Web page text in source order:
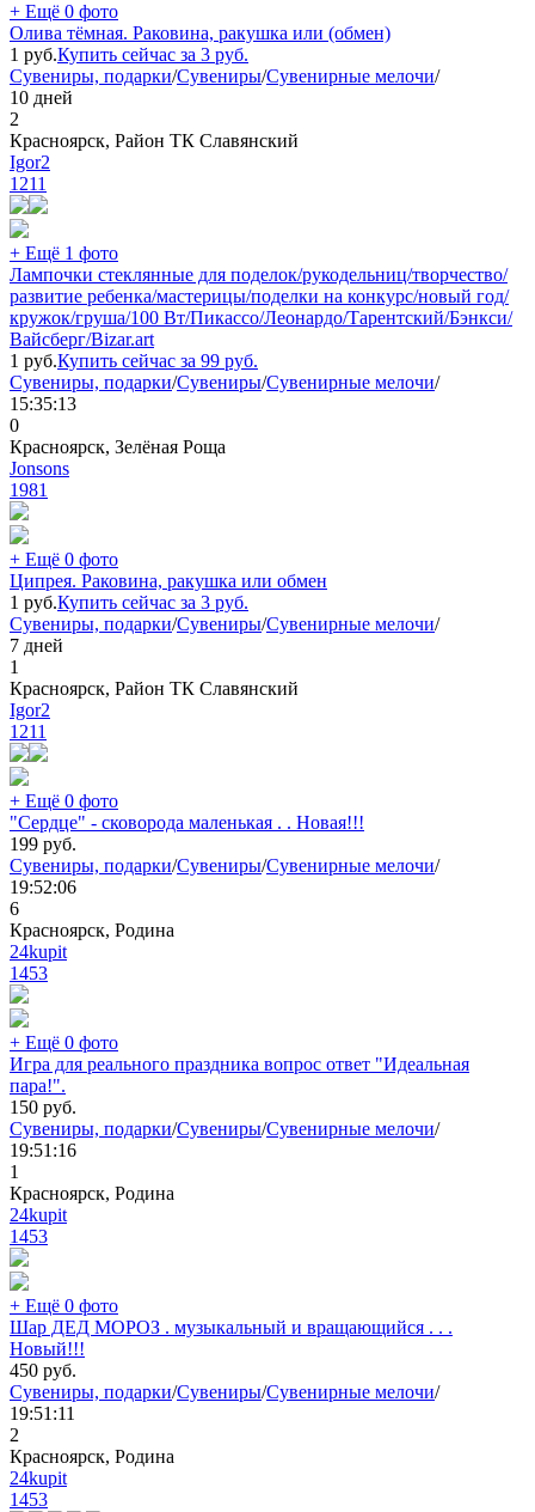
+ Ещё 0 фото
Олива тёмная. Раковина, ракушка или (обмен)
1 руб.Купить сейчас за 3 руб.
Сувениры, подарки/Сувениры/Сувенирные мелочи/
10 дней
2
Красноярск, Район ТК Славянский
Igor2
1211
+ Ещё 1 фото
Лампочки стеклянные для поделок/рукодельниц/творчество/
развитие ребенка/мастерицы/поделки на конкурс/новый год/
кружок/груша/100 Вт/Пикассо/Леонардо/Тарентский/Бэнкси/
Вайсберг/Bizar.art
1 руб.Купить сейчас за 99 руб.
Сувениры, подарки/Сувениры/Сувенирные мелочи/
15:35:13
0
Красноярск, Зелёная Роща
Jonsons
1981
+ Ещё 0 фото
Ципрея. Раковина, ракушка или обмен
1 руб.Купить сейчас за 3 руб.
Сувениры, подарки/Сувениры/Сувенирные мелочи/
7 дней
1
Красноярск, Район ТК Славянский
Igor2
1211
+ Ещё 0 фото
"Сердце" - сковорода маленькая . . Новая!!!
199 руб.
Сувениры, подарки/Сувениры/Сувенирные мелочи/
19:52:06
6
Красноярск, Родина
24kupit
1453
+ Ещё 0 фото
Игра для реального праздника вопрос ответ "Идеальная
пара!".
150 руб.
Сувениры, подарки/Сувениры/Сувенирные мелочи/
19:51:16
1
Красноярск, Родина
24kupit
1453
+ Ещё 0 фото
Шар ДЕД МОРОЗ . музыкальный и вращающийся . . .
Новый!!!
450 руб.
Сувениры, подарки/Сувениры/Сувенирные мелочи/
19:51:11
2
Красноярск, Родина
24kupit
1453